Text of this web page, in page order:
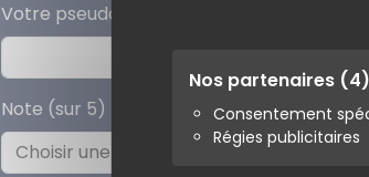
Nos partenaires (4)
Consentement
Régies publicitaires
Votre pseudo
Note (sur 5)